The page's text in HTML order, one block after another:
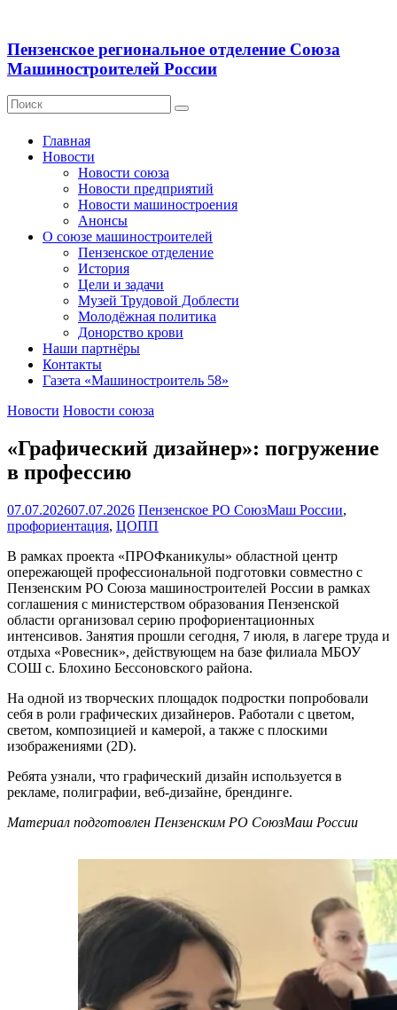
Пензенское региональное отделение Союза
Машиностроителей России
Главная
Новости
Новости союза
Новости предприятий
Новости машиностроения
Анонсы
О союзе машиностроителей
Пензенское отделение
История
Цели и задачи
Музей Трудовой Доблести
Молодёжная политика
Донорство крови
Наши партнёры
Контакты
Газета «Машиностроитель 58»
Новости Новости союза
«Графический дизайнер»: погружение
в профессию
07.07.202607.07.2026 Пензенское РО СоюзМаш России,
профориентация, ЦОПП
В рамках проекта «ПРОФканикулы» областной центр
опережающей профессиональной подготовки совместно с
Пензенским РО Союза машиностроителей России в рамках
соглашения с министерством образования Пензенской
области организовал серию профориентационных
интенсивов. Занятия прошли сегодня, 7 июля, в лагере труда и
отдыха «Ровесник», действующем на базе филиала МБОУ
СОШ с. Блохино Бессоновского района.
На одной из творческих площадок подростки попробовали
себя в роли графических дизайнеров. Работали с цветом,
светом, композицией и камерой, а также с плоскими
изображениями (2D).
Ребята узнали, что графический дизайн используется в
рекламе, полиграфии, веб-дизайне, брендинге.
Материал подготовлен Пензенским РО СоюзМаш России